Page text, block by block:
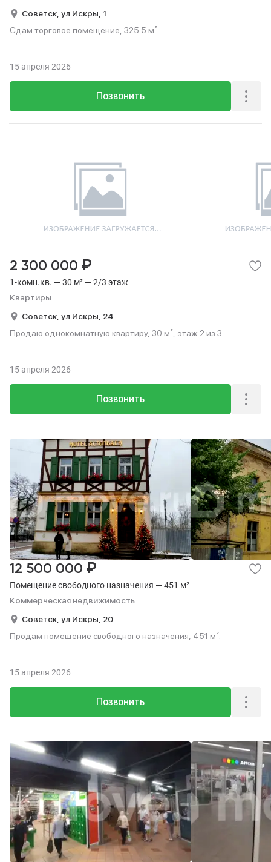
Советск, ул Искры, 1
Сдам торговое помещение, 325.5 м².
Позвонить
15 апреля 2026
1-комн.кв. — 30 м² — 2/3 этаж
Квартиры
2 300 000 ₽
Советск, ул Искры, 24
Продаю однокомнатную квартиру, 30 м², этаж 2 из 3.
Позвонить
15 апреля 2026
Помещение свободного назначения — 451 м²
Коммерческая недвижимость
12 500 000 ₽
Советск, ул Искры, 20
Продам помещение свободного назначения, 451 м².
Позвонить
15 апреля 2026